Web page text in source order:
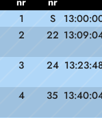
1
S
2
22
3 24
4 35